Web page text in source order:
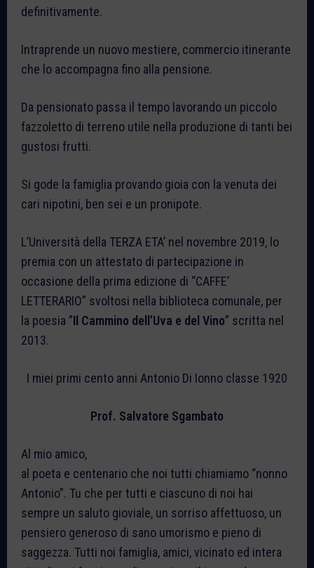
definitivamente.
Intraprende un nuovo mestiere, commercio itinerante
che lo accompagna fino alla pensione.
Da pensionato passa il tempo lavorando un piccolo
fazzoletto di terreno utile nella produzione di tanti bei
gustosi frutti.
Si gode la famiglia provando gioia con la venuta dei
cari nipotini, ben sei e un pronipote.
L’Università della TERZA ETA’ nel novembre 2019, lo
premia con un attestato di partecipazione in
occasione della prima edizione di “CAFFE’
LETTERARIO” svoltosi nella biblioteca comunale, per
la poesia ”Il Cammino dell’Uva e del Vino” scritta nel
2013.
I miei primi cento anni Antonio Di Ionno classe 1920
Prof. Salvatore Sgambato
Al mio amico,
al poeta e centenario che noi tutti chiamiamo “nonno
Antonio”. Tu che per tutti e ciascuno di noi hai
sempre un saluto gioviale, un sorriso affettuoso, un
pensiero generoso di sano umorismo e pieno di
saggezza. Tutti noi famiglia, amici, vicinato ed intera